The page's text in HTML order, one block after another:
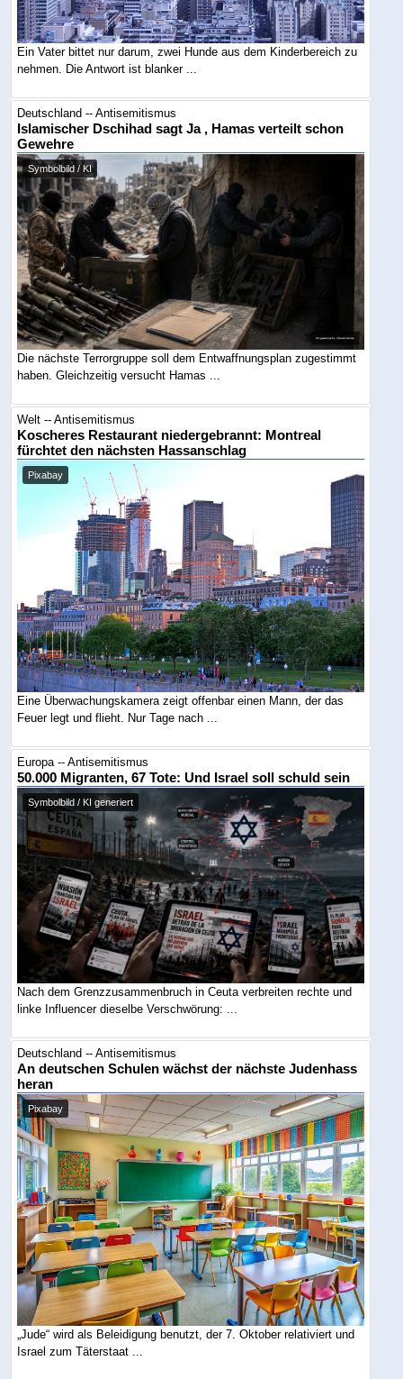
Ein Vater bittet nur darum, zwei Hunde aus dem Kinderbereich zu
nehmen. Die Antwort ist blanker ...
Deutschland -- Antisemitismus
Islamischer Dschihad sagt Ja , Hamas verteilt schon
Gewehre
Symbolbild / KI
Die nächste Terrorgruppe soll dem Entwaffnungsplan zugestimmt
haben. Gleichzeitig versucht Hamas ...
Welt -- Antisemitismus
Koscheres Restaurant niedergebrannt: Montreal
fürchtet den nächsten Hassanschlag
Pixabay
Eine Überwachungskamera zeigt offenbar einen Mann, der das
Feuer legt und flieht. Nur Tage nach ...
Europa -- Antisemitismus
50.000 Migranten, 67 Tote: Und Israel soll schuld sein
Symbolbild / KI generiert
Nach dem Grenzzusammenbruch in Ceuta verbreiten rechte und
linke Influencer dieselbe Verschwörung: ...
Deutschland -- Antisemitismus
An deutschen Schulen wächst der nächste Judenhass
heran
Pixabay
„Jude“ wird als Beleidigung benutzt, der 7. Oktober relativiert und
Israel zum Täterstaat ...